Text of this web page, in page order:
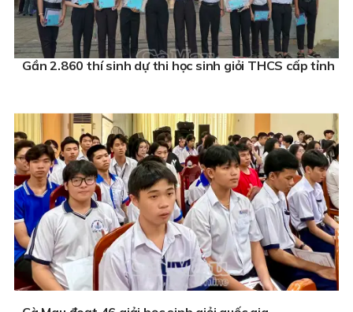
Gần 2.860 thí sinh dự thi học sinh giỏi THCS cấp tỉnh